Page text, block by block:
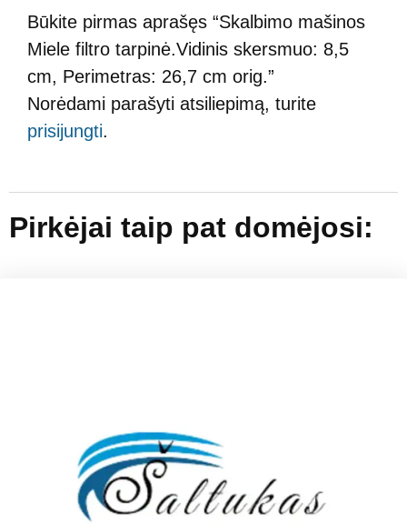
Būkite pirmas aprašęs “Skalbimo mašinos
Miele filtro tarpinė.Vidinis skersmuo: 8,5
cm, Perimetras: 26,7 cm orig.”
Norėdami parašyti atsiliepimą, turite
prisijungti.
Pirkėjai taip pat domėjosi: